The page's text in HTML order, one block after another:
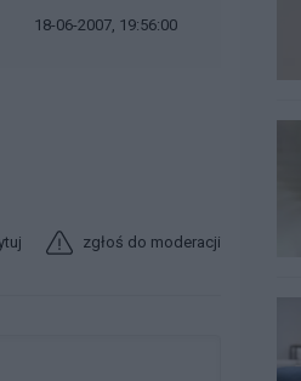
18-06-2007, 19:56:00
zgłoś do moderacji